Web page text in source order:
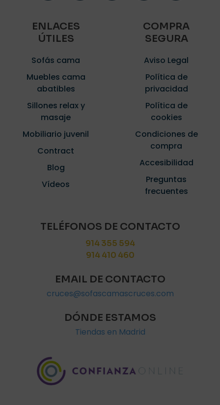
ENLACES
ÚTILES
Sofás cama
Muebles cama
abatibles
Sillones relax y
masaje
Mobiliario juvenil
Contract
Blog
Vídeos
COMPRA
SEGURA
Aviso Legal
Política de
privacidad
Política de
cookies
Condiciones de
compra
Accesibilidad
Preguntas
frecuentes
TELÉFONOS DE CONTACTO
914 355 594
914 410 460
EMAIL DE CONTACTO
cruces@sofascamascruces.com
DÓNDE ESTAMOS
Tiendas en Madrid